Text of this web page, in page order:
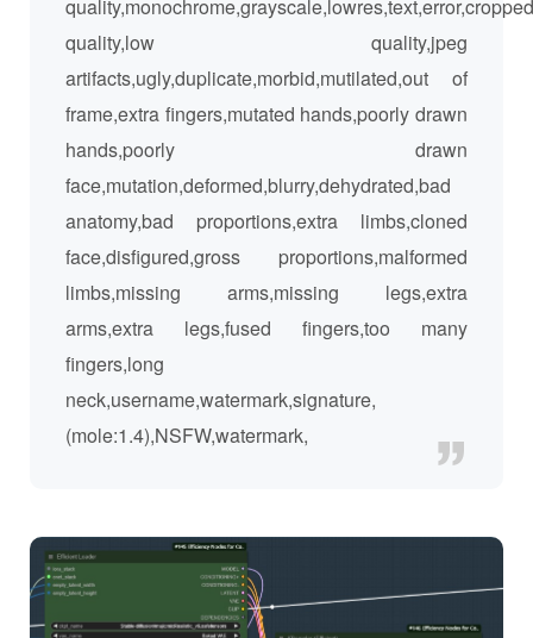
quality,low quality,jpeg
artifacts,ugly,duplicate,morbid,mutilated,out of
frame,extra fingers,mutated hands,poorly drawn
hands,poorly drawn
face,mutation,deformed,blurry,dehydrated,bad
anatomy,bad proportions,extra limbs,cloned
face,disfigured,gross proportions,malformed
limbs,missing arms,missing legs,extra
arms,extra legs,fused fingers,too many
fingers,long
neck,username,watermark,signature,
(mole:1.4),NSFW,watermark,